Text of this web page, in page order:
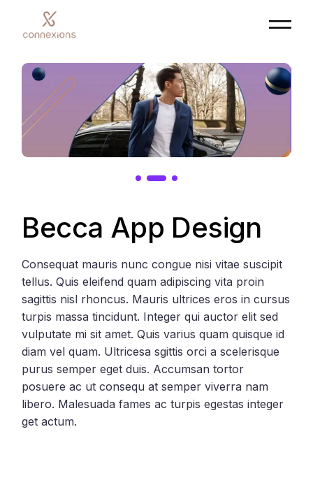
content
Becca App Design
Consequat mauris nunc congue nisi vitae suscipit
tellus. Quis eleifend quam adipiscing vita proin
sagittis nisl rhoncus. Mauris ultrices eros in cursus
turpis massa tincidunt. Integer qui auctor elit sed
vulputate mi sit amet. Quis varius quam quisque id
diam vel quam. Ultricesa sgittis orci a scelerisque
purus semper eget duis. Accumsan tortor
posuere ac ut consequ at semper viverra nam
libero. Malesuada fames ac turpis egestas integer
get actum.